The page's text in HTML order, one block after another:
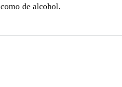
como de alcohol.